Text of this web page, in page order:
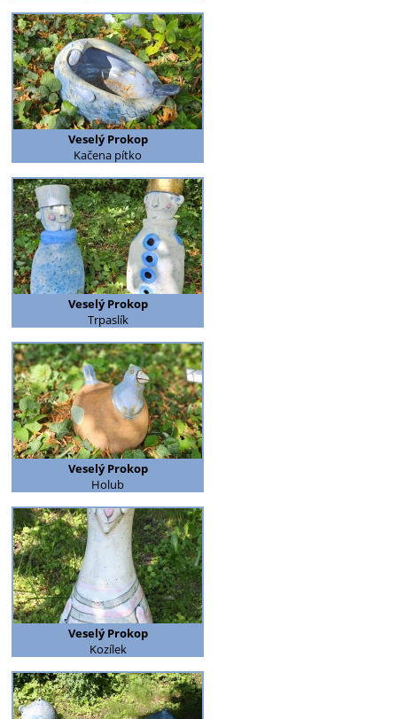
Veselý Prokop
Kačena pítko
Veselý Prokop
Trpaslík
Veselý Prokop
Holub
Veselý Prokop
Kozílek